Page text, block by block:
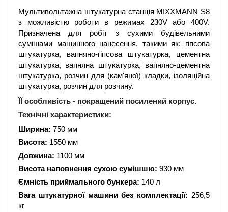
Мультивольтажна штукатурна станція MIXXMANN S8
з можливістю роботи в режимах 230V або 400V.
Призначена для робіт з сухими будівельними
сумішами машинного нанесення, такими як: гіпсова
штукатурка, вапняно-гіпсова штукатурка, цементна
штукатурка, вапняна штукатурка, вапняно-цементна
штукатурка, розчин для (кам'яної) кладки, ізоляційна
штукатурка, розчин для розчину.
ЇЇ особливість - покращений посилений корпус.
Технічні характеристики:
Ширина: 750 мм
Висота: 1550 мм
Довжина: 1100 мм
Висота наповнення сухою сумішшю: 930 мм
Ємність приймального бункера: 140 л
Вага штукатурної машини без комплектації: 256,5
кг